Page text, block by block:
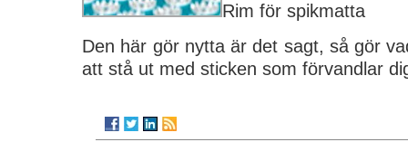
Rim för spikmatta
Den här gör nytta är det sagt, så gör
att stå ut med sticken som förvandlar